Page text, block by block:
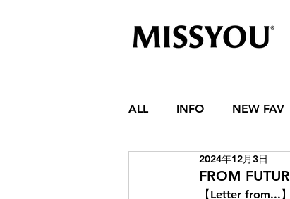
ALL INFO NEW FAV
FROM
2024年12月3日
【Letter from...】